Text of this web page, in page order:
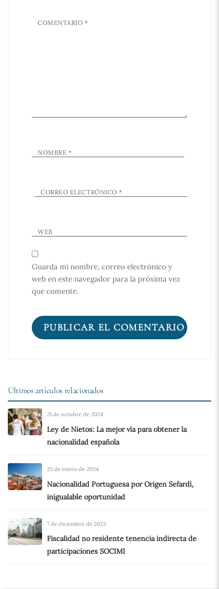
COMENTARIO *
NOMBRE *
CORREO ELECTRÓNICO*
WEB
Guarda mi nombre, correo electrónico y
web en este navegador para la próxima vez
que comente.
Últimos artículos relacionados
21 de octubre de 2024
Ley de Nietos: La mejor vía para obtener la
nacionalidad española
25 de enero de 2024
Nacionalidad Portuguesa por Origen Sefardí,
inigualable oportunidad
7 de diciembre de 2023
Fiscalidad no residente tenencia indirecta de
participaciones SOCIMI